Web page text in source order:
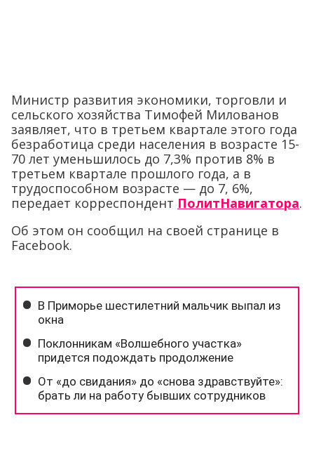
Министр развития экономики, торговли и
сельского хозяйства Тимофей Милованов
заявляет, что в третьем квартале этого года
безработица среди населения в возрасте 15-
70 лет уменьшилось до 7,3% против 8% в
третьем квартале прошлого года, а в
трудоспособном возрасте — до 7, 6%,
передает корреспондент ПолитНавигатора.
Об этом он сообщил на своей странице в
Facebook.